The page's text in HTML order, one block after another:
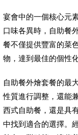
宴會中的一個核心元
口味各異時，自助餐
餐不僅提供豐富的菜
物，達到最佳的個性化
自助餐外燴套餐的最
性質進行調整，還能
西式自助餐，還是具
中找到適合的選擇。